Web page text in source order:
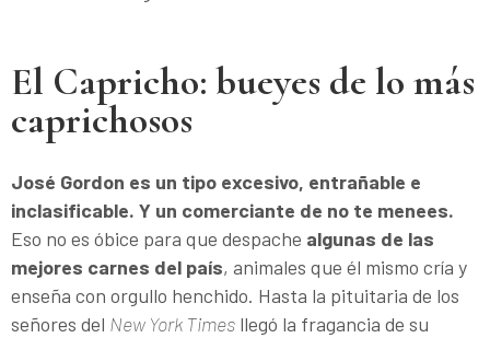
El Capricho: bueyes de lo más
caprichosos
José Gordon es un tipo excesivo, entrañable e
inclasificable. Y un comerciante de no te menees.
Eso no es óbice para que despache algunas de las
mejores carnes del país, animales que él mismo cría y
enseña con orgullo henchido. Hasta la pituitaria de los
señores del New York Times llegó la fragancia de su